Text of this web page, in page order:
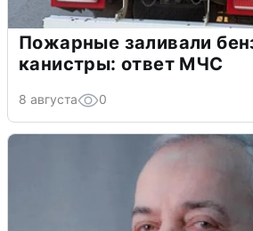
Пожарные заливали
канистры: ответ МЧС
8 августа 0